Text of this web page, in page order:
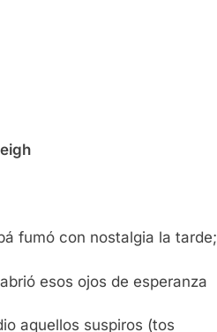
fumó con nostalgia la tarde;
esos ojos de esperanza
aquellos suspiros (tos